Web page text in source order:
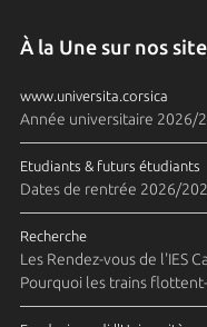
À la Une sur nos
www.universita.corsica
Année universitaire 2026/
Etudiants & futurs étudiants
Dates de rentrée 2026/
Recherche
Les Rendez-vous de l'IES
Pourquoi les trains